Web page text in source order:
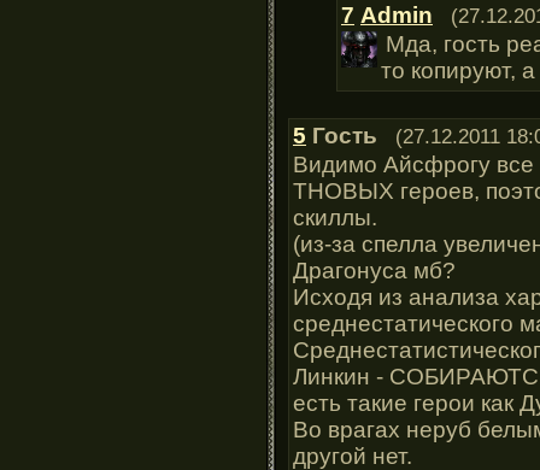
7 Admin
Мда, гость
то копируют,
5 Гость (27.12.2011
Видимо Айсфрогу все
ТНОВЫХ героев,
скиллы.
(из-за спелла
Драгонуса мб?
Исходя из анализа
среднестатического
Линкин - СОБИРАЮТСЯ
есть такие герои как
Во врагах неруб
другой нет.